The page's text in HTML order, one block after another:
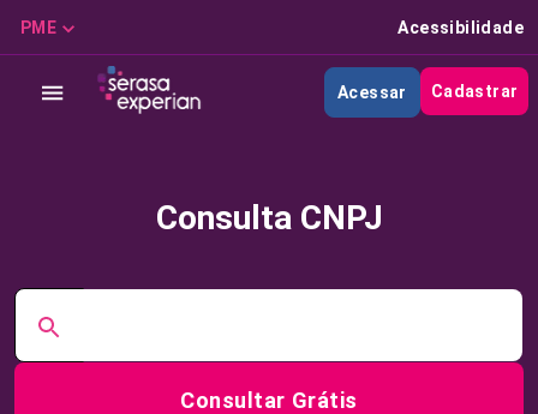
PME Acessibilidade
Acessar Cadastrar
Consulta CNPJ
Consultar Grátis